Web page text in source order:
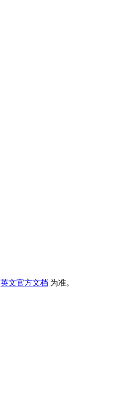
英文官方文档 为准。